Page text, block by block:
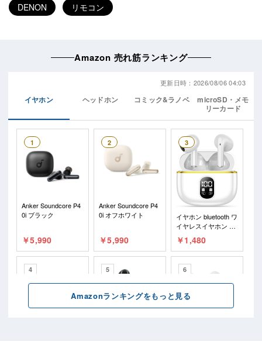
DENON リモコン